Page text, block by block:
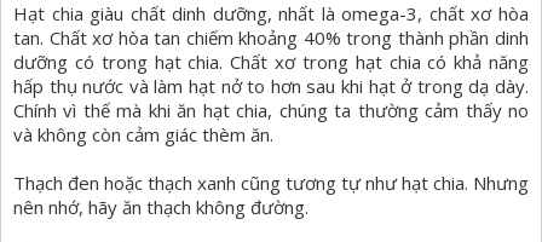
Hạt chia giàu chất dinh dưỡng, nhất là omega-3, chất xơ hòa
tan. Chất xơ hòa tan chiếm khoảng 40% trong thành phần dinh
dưỡng có trong hạt chia. Chất xơ trong hạt chia có khả năng
hấp thụ nước và làm hạt nở to hơn sau khi hạt ở trong dạ dày.
Chính vì thế mà khi ăn hạt chia, chúng ta thường cảm thấy no
và không còn cảm giác thèm ăn.
Thạch đen hoặc thạch xanh cũng tương tự như hạt chia. Nhưng
nên nhớ, hãy ăn thạch không đường.